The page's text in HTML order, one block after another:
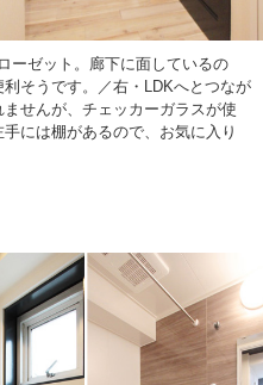
ーゼット。廊下に面しているの
そうです。／右・LDKへとつなが
せんが、チェッカーガラスが使
には棚があるので、お気に入り